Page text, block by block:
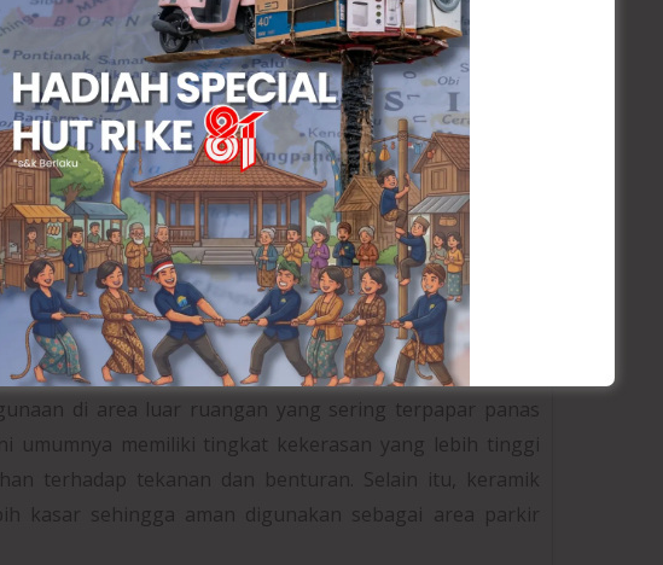
kekuatan pemasangan keramik. Permukaan
yang baik agar keramik dapat menempel dengan
yang bergelombang, sebaiknya dilakukan
Persiapan yang baik akan membuat daya rekat
atau retak di kemudian hari.
digunakan juga sangat menentukan ketahanan dan
perlindungan lebih baik terhadap beban
jangka panjang.
di area luar ruangan yang sering terpapar panas
umumnya memiliki tingkat kekerasan yang lebih tinggi
terhadap tekanan dan benturan. Selain itu, keramik
kasar sehingga aman digunakan sebagai area parkir